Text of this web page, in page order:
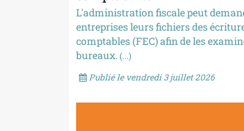
L'administration fiscale peut
entreprises leurs fichiers des
comptables (FEC) afin de les
bureaux. (...)
Publié le vendredi 3 juillet 2026